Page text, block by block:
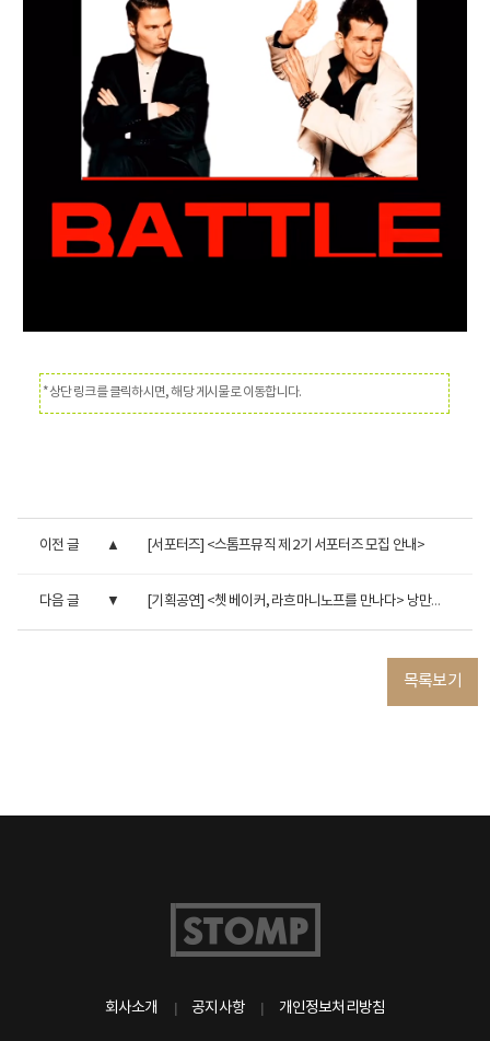
*상단 링크를 클릭하시면, 해당 게시물로 이동합니다.
이전 글 [서포터즈] <스톰프뮤직 제 2기 서포터즈 모집 안내>
다음 글 [기획공연] <쳇 베이커, 라흐마니노프를 만나다> 낭만에 적셔...
목록보기
회사소개 공지사항 개인정보처리방침